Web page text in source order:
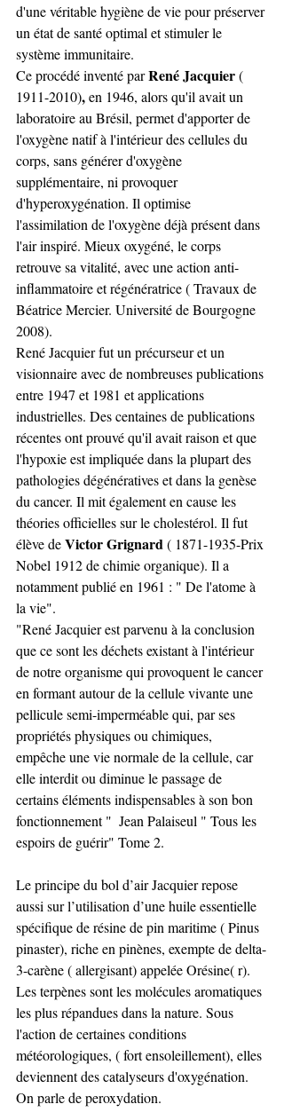
d'une véritable hygiène de vie pour préserver
un état de santé optimal et stimuler le
système immunitaire.
Ce procédé inventé par René Jacquier (
1911-2010), en 1946, alors qu'il avait un
laboratoire au Brésil, permet d'apporter de
l'oxygène natif à l'intérieur des cellules du
corps, sans générer d'oxygène
supplémentaire, ni provoquer
d'hyperoxygénation. Il optimise
l'assimilation de l'oxygène déjà présent dans
l'air inspiré. Mieux oxygéné, le corps
retrouve sa vitalité, avec une action anti-
inflammatoire et régénératrice ( Travaux de
Béatrice Mercier. Université de Bourgogne
2008).
René Jacquier fut un précurseur et un
visionnaire avec de nombreuses publications
entre 1947 et 1981 et applications
industrielles. Des centaines de publications
récentes ont prouvé qu'il avait raison et que
l'hypoxie est impliquée dans la plupart des
pathologies dégénératives et dans la genèse
du cancer. Il mit également en cause les
théories officielles sur le cholestérol. Il fut
élève de Victor Grignard ( 1871-1935-Prix
Nobel 1912 de chimie organique). Il a
notamment publié en 1961 : " De l'atome à
la vie".
"René Jacquier est parvenu à la conclusion
que ce sont les déchets existant à l'intérieur
de notre organisme qui provoquent le cancer
en formant autour de la cellule vivante une
pellicule semi-imperméable qui, par ses
propriétés physiques ou chimiques,
empêche une vie normale de la cellule, car
elle interdit ou diminue le passage de
certains éléments indispensables à son bon
fonctionnement "  Jean Palaiseul " Tous les
espoirs de guérir" Tome 2.
Le principe du bol d’air Jacquier repose
aussi sur l’utilisation d’une huile essentielle
spécifique de résine de pin maritime ( Pinus
pinaster), riche en pinènes, exempte de delta-
3-carène ( allergisant) appelée Orésine( r).
Les terpènes sont les molécules aromatiques
les plus répandues dans la nature. Sous
l'action de certaines conditions
météorologiques, ( fort ensoleillement), elles
deviennent des catalyseurs d'oxygénation.
On parle de peroxydation.